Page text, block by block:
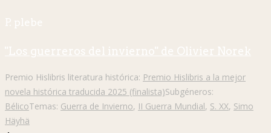
P. plebe
"Los guerreros del invierno" de Olivier Norek
Premio Hislibris literatura histórica: Premio Hislibris a la mejor
novela histórica traducida 2025 (finalista)Subgéneros:
BélicoTemas: Guerra de Invierno, II Guerra Mundial, S. XX, Simo
Häyhä